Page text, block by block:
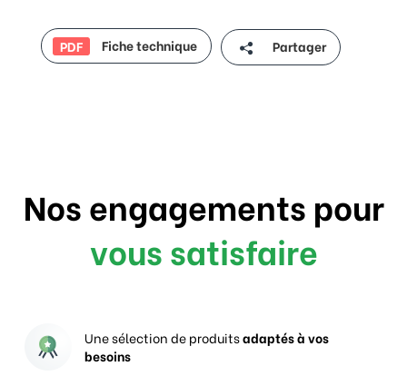
PDF Fiche technique Partager
Nos engagements pour
vous satisfaire
Une sélection de produitsadaptés à vos
besoins